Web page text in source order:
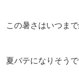
この暑さはいつま
夏バテになりそう